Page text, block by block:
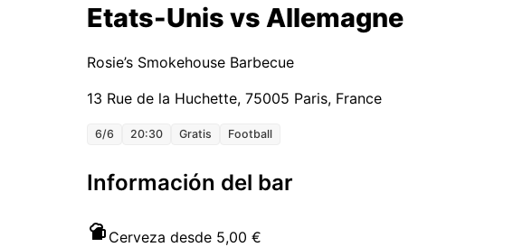
Etats-Unis vs Allemagne
Rosie’s Smokehouse Barbecue
13 Rue de la Huchette, 75005 Paris, France
6/6 20:30 Gratis Football
Información del bar
Cerveza desde 5,00 €